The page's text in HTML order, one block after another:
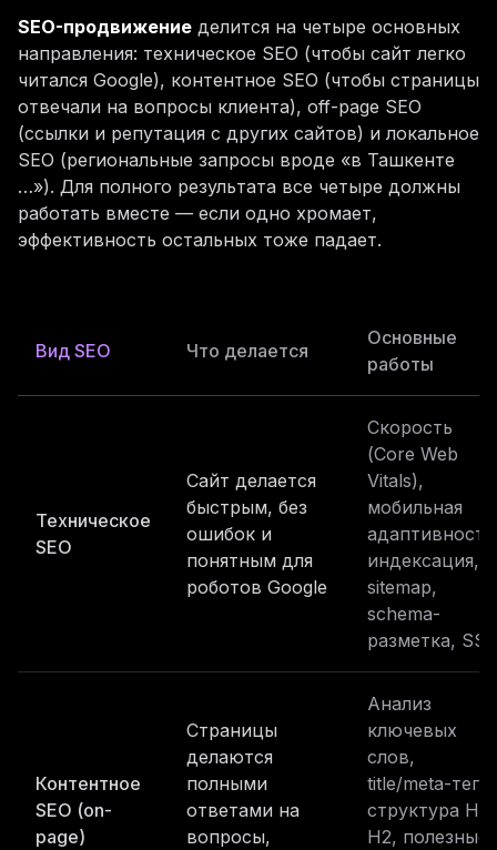
SEO-продвижение делится на четыре основных
направления: техническое SEO (чтобы сайт легко
читался Google), контентное SEO (чтобы страницы
отвечали на вопросы клиента), off-page SEO
(ссылки и репутация с других сайтов) и локальное
SEO (региональные запросы вроде «в Ташкенте
…»). Для полного результата все четыре должны
работать вместе — если одно хромает,
эффективность остальных тоже падает.
Вид SEO Что делается
Основные
работы
Техническое
SEO
Сайт делается
быстрым, без
ошибок и
понятным для
роботов Google
Скорость
(Core Web
Vitals),
мобильная
индексация,
sitemap,
schema-
разметка, SSL
Контентное
SEO (on-
page)
Страницы
делаются
полными
ответами на
вопросы,
Анализ
ключевых
слов,
title/meta-теги,
структура H1-
H2, полезные